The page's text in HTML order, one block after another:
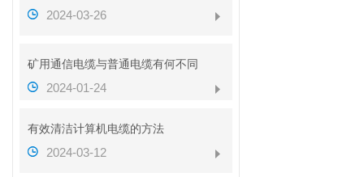
2024-03-26
矿用通信电缆与普通电缆有何不同
2024-01-24
有效清洁计算机电缆的方法
2024-03-12